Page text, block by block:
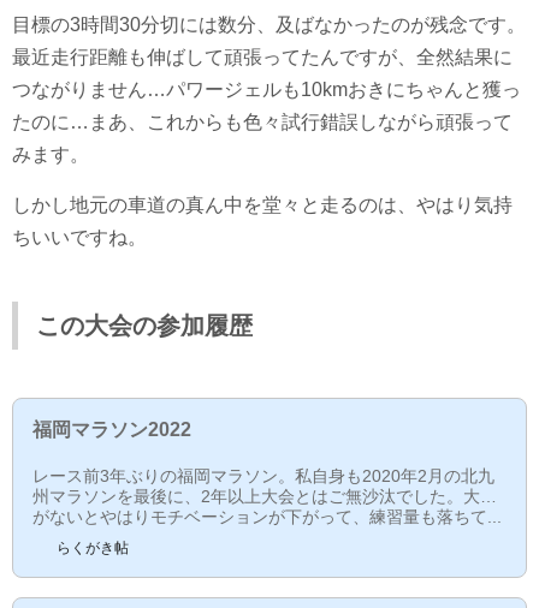
せんが、ちょっと嫌な感じ。西鉄の宮の陣駅で下車して徒歩で
約10分。途中、筑後川を渡ります。橋を渡った後は道路...
目標の3時間30分切には数分、及ばなかったのが残念です。
最近走行距離も伸ばして頑張ってたんですが、全然結果に
つながりません…パワージェルも10kmおきにちゃんと獲っ
たのに…まあ、これからも色々試行錯誤しながら頑張って
みます。
しかし地元の車道の真ん中を堂々と走るのは、やはり気持
ちいいですね。
この大会の参加履歴
福岡マラソン2022
レース前3年ぶりの福岡マラソン。私自身も2020年2月の北九
州マラソンを最後に、2年以上大会とはご無沙汰でした。大会
がないとやはりモチベーションが下がって、練習量も落ちて...
この間30kmは数回しか走っておらず、長くても18kmくらいの
練習で、スピードもLSDレベルのスピードばかり。もう今回は
完走できれば御の字。と、いいつつも一応4時間切るのを目標
にします。今日の天気予報は一時雨。ここしばらくずっと秋晴
らくがき帖